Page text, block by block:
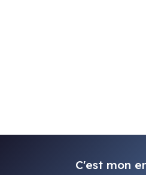
C'est mon